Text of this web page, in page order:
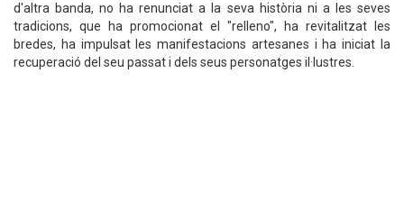
d'altra banda, no ha renunciat a la seva història ni a les seves
tradicions, que ha promocionat el "relleno", ha revitalitzat les
bredes, ha impulsat les manifestacions artesanes i ha iniciat la
recuperació del seu passat i dels seus personatges il·lustres.